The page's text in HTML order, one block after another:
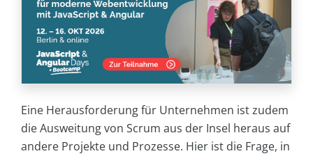
Eine Herausforderung für Unternehmen ist zudem
die Ausweitung von Scrum aus der Insel heraus auf
andere Projekte und Prozesse. Hier ist die Frage, in